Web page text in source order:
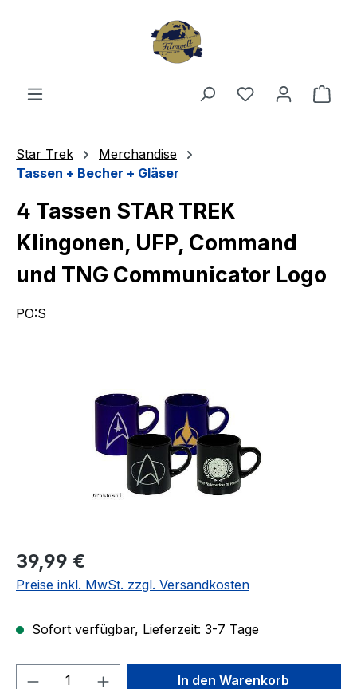
Du hast 0
Star Trek
Merchandise
Tassen + Becher + Gläser
4 Tassen STAR TREK
Klingonen, UFP, Command
und TNG Communicator Logo
PO:S
Regulärer Preis:
39,99 €
Preise inkl. MwSt. zzgl. Versandkosten
Sofort verfügbar, Lieferzeit: 3-7 Tage
Produkt Anzahl: Gib denIn den Warenkorb